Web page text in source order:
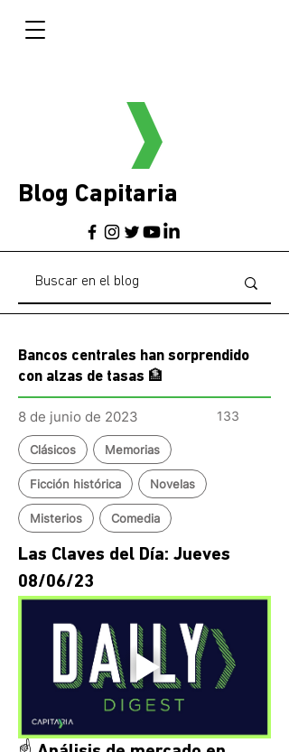
Blog Capitaria
Bancos centrales han sorprendido
con alzas de tasas 🏦
8 de junio de 2023 133
Clásicos Memorias
Ficción histórica Novelas
Misterios Comedia
Las Claves del Día: Jueves
08/06/23